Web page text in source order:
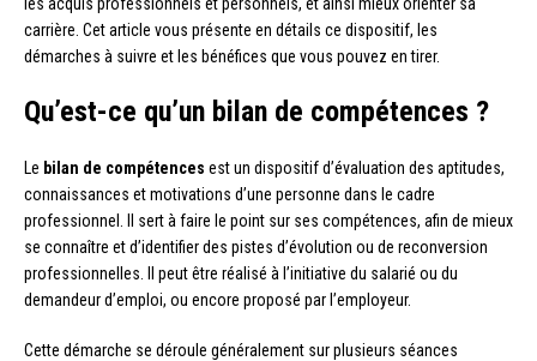
carrière. Cet article vous présente en détails ce dispositif, les
démarches à suivre et les bénéfices que vous pouvez en tirer.
Qu’est-ce qu’un bilan de compétences ?
Le bilan de compétences est un dispositif d’évaluation des aptitudes,
connaissances et motivations d’une personne dans le cadre
professionnel. Il sert à faire le point sur ses compétences, afin de mieux
se connaître et d’identifier des pistes d’évolution ou de reconversion
professionnelles. Il peut être réalisé à l’initiative du salarié ou du
demandeur d’emploi, ou encore proposé par l’employeur.
Cette démarche se déroule généralement sur plusieurs séances